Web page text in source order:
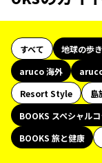
すべて 地球の歩
aruco 海外
Resort Style
島
BOOKS スペシャル
BOOKS 旅と健康